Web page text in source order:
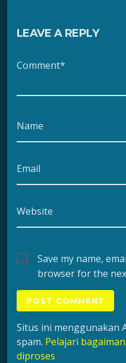
LEAVE A REPLY
Comment*
Name
Email
Website
Save my name,
browser for the
Situs ini menggunakan
spam. Pelajari
diproses